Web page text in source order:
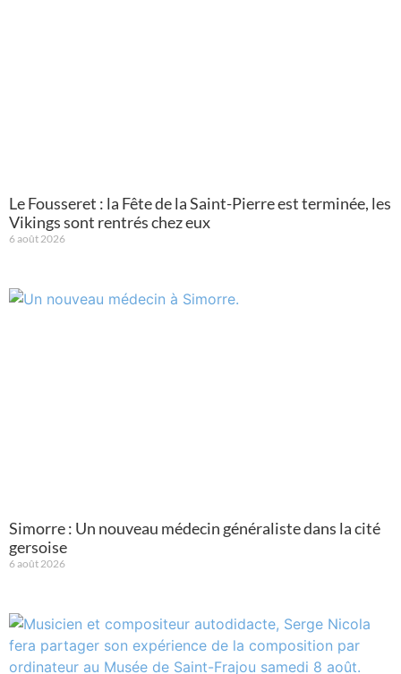
Le Fousseret : la Fête de la Saint-Pierre est terminée, les
Vikings sont rentrés chez eux
6 août 2026
Simorre : Un nouveau médecin généraliste dans la cité
gersoise
6 août 2026